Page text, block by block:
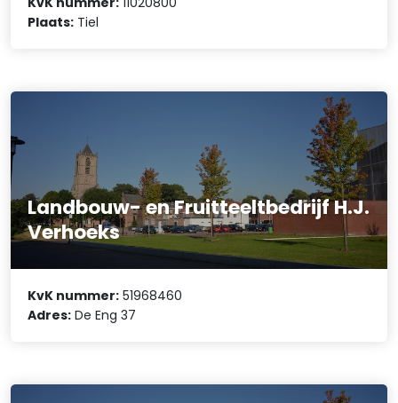
Plaats: Tiel
Landbouw- en Fruitteeltbedrijf H.J.
Verhoeks
KvK nummer: 51968460
Adres: De Eng 37